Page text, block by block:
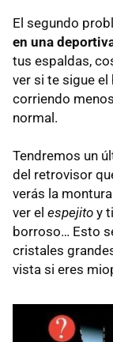
El segundo
en una
tus espaldas,
ver si te sigue el
corriendo
normal.
Tendremos un
del retrovisor
verás la
ver el espejito y
borroso… Esto
cristales
vista si eres